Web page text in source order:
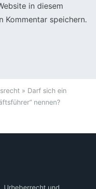
in diesem
Kommentar speichern.
» Darf sich ein
nennen?
Urheberrecht und